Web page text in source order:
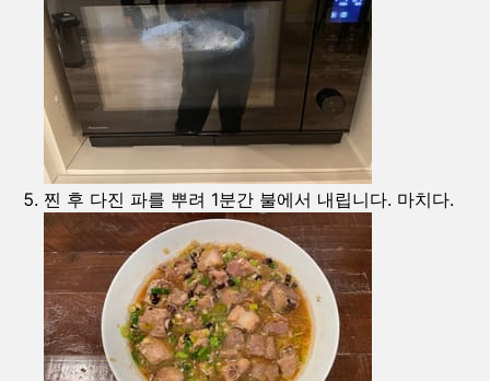
찐 후 다진 파를 뿌려 1분간 불에서 내립니다. 마치다.